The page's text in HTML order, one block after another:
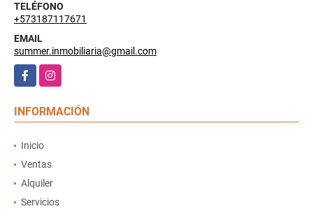
TELÉFONO
+573187117671
EMAIL
summer.inmobiliaria@gmail.com
FacebookInstagram
INFORMACIÓN
Inicio
Ventas
Alquiler
Servicios